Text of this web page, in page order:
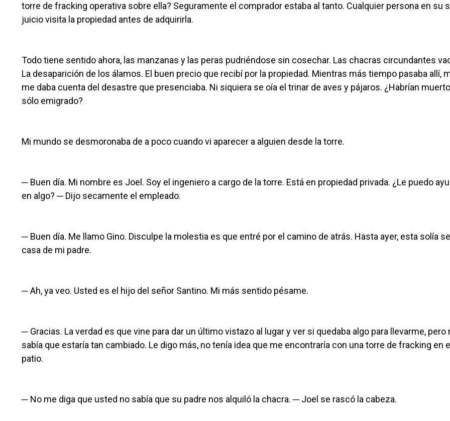
torre de fracking operativa sobre ella? Seguramente el comprador estaba al tanto. Cualquier persona en su
juicio visita la propiedad antes de adquirirla.
Todo tiene sentido ahora, las manzanas y las peras pudriéndose sin cosechar. Las chacras circundantes
La desaparición de los álamos. El buen precio que recibí por la propiedad. Mientras más tiempo pasaba allí,
me daba cuenta del desastre que presenciaba. Ni siquiera se oía el trinar de aves y pájaros. ¿Habrían
sólo emigrado?
Mi mundo se desmoronaba de a poco cuando vi aparecer a alguien desde la torre.
─ Buen día. Mi nombre es Joel. Soy el ingeniero a cargo de la torre. Está en propiedad privada. ¿Le puedo
en algo? ─ Dijo secamente el empleado.
─ Buen día. Me llamo Gino. Disculpe la molestia es que entré por el camino de atrás. Hasta ayer, esta solía
casa de mi padre.
─ Ah, ya veo. Usted es el hijo del señor Santino. Mi más sentido pésame.
─ Gracias. La verdad es que vine para dar un último vistazo al lugar y ver si quedaba algo para llevarme, pero
sabía que estaría tan cambiado. Le digo más, no tenía idea que me encontraría con una torre de fracking en el
patio.
─ No me diga que usted no sabía que su padre nos alquiló la chacra. ─ Joel se rascó la cabeza.